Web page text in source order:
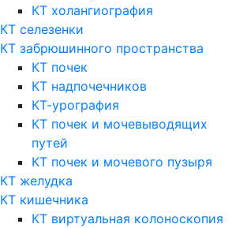
КТ холангиография
КТ селезенки
КТ забрюшинного пространства
КТ почек
КТ надпочечников
КТ-урография
КТ почек и мочевыводящих
путей
КТ почек и мочевого пузыря
КТ желудка
КТ кишечника
КТ виртуальная колоноскопия